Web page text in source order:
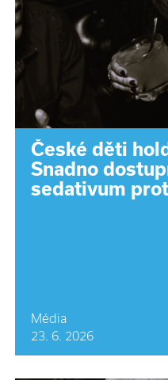
České děti
Snadno
sedativum
Média
23. 6. 2026